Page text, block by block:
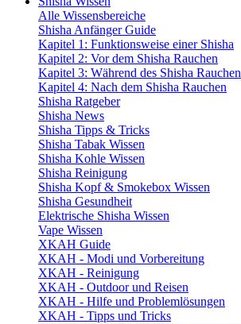
Alle Wissensbereiche
Shisha Anfänger Guide
Kapitel 1: Funktionsweise einer Shisha
Kapitel 2: Vor dem Shisha Rauchen
Kapitel 3: Während des Shisha Rauchen
Kapitel 4: Nach dem Shisha Rauchen
Shisha Ratgeber
Shisha News
Shisha Tipps & Tricks
Shisha Tabak Wissen
Shisha Kohle Wissen
Shisha Reinigung
Shisha Kopf & Smokebox Wissen
Shisha Gesundheit
Elektrische Shisha Wissen
Vape Wissen
XKAH Guide
XKAH - Modi und Vorbereitung
XKAH - Reinigung
XKAH - Outdoor und Reisen
XKAH - Hilfe und Problemlösungen
XKAH - Tipps und Tricks